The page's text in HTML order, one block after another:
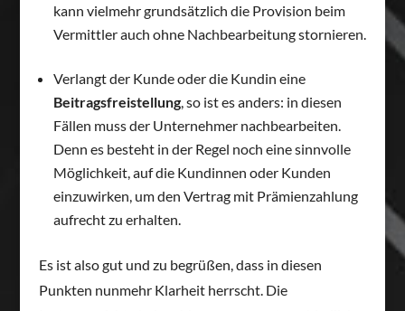
kann vielmehr grundsätzlich die Provision beim
Vermittler auch ohne Nachbearbeitung stornieren.
Verlangt der Kunde oder die Kundin eine
Beitragsfreistellung, so ist es anders: in diesen
Fällen muss der Unternehmer nachbearbeiten.
Denn es besteht in der Regel noch eine sinnvolle
Möglichkeit, auf die Kundinnen oder Kunden
einzuwirken, um den Vertrag mit Prämienzahlung
aufrecht zu erhalten.
Es ist also gut und zu begrüßen, dass in diesen
Punkten nunmehr Klarheit herrscht. Die